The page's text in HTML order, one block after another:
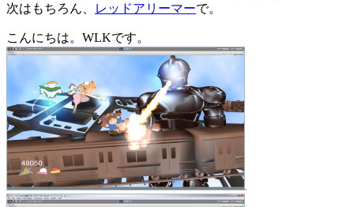
次はもちろん、
レッドアリーマーで。
こんにちは。WLKです。